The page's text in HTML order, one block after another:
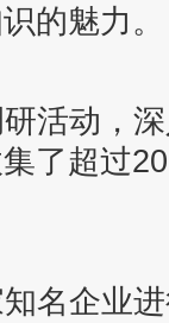
的魅力。
活动，
了超过
名企业